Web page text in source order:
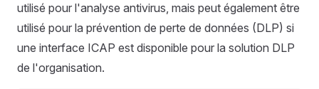
utilisé pour l'analyse antivirus, mais peut également être
utilisé pour la prévention de perte de données (DLP) si
une interface ICAP est disponible pour la solution DLP
de l'organisation.